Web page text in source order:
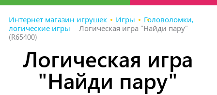
Интернет магазин игрушек Игры
Головоломки,
логические игры
Логическая игра "Найди пару"
(R65400)
Логическая игра
"Найди пару"